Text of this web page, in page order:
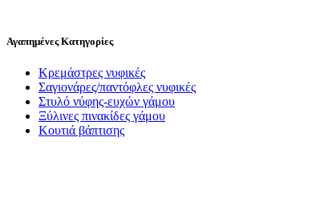
Αγαπημένες Κατηγορίες
Κρεμάστρες νυφικές
Σαγιονάρες/παντόφλες νυφικές
Στυλό νύφης-ευχών γάμου
Ξύλινες πινακίδες γάμου
Κουτιά βάπτισης